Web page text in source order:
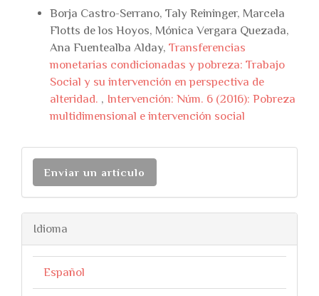
Borja Castro-Serrano, Taly Reininger, Marcela
Flotts de los Hoyos, Mónica Vergara Quezada,
Ana Fuentealba Alday, Transferencias
monetarias condicionadas y pobreza: Trabajo
Social y su intervención en perspectiva de
alteridad. , Intervención: Núm. 6 (2016): Pobreza
multidimensional e intervención social
Enviar un artículo
Idioma
Español